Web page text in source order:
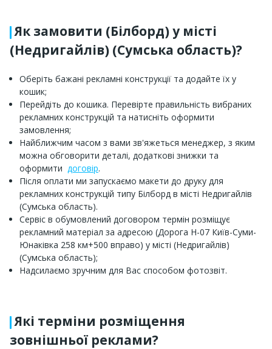
Як замовити (Білборд) у місті
(Недригайлів) (Сумська область)?
Оберіть бажані рекламні конструкції та додайте їх у
кошик;
Перейдіть до кошика. Перевірте правильність вибраних
рекламних конструкцій та натисніть оформити
замовлення;
Найближчим часом з вами зв'яжеться менеджер, з яким
можна обговорити деталі, додаткові знижки та
оформити договір.
Після оплати ми запускаємо макети до друку для
рекламних конструкцій типу Білборд в місті Недригайлів
(Сумська область).
Сервіс в обумовлений договором термін розміщує
рекламний матеріал за адресою (Дорога Н-07 Київ-Суми-
Юнаківка 258 км+500 вправо) у місті (Недригайлів)
(Сумська область);
Надсилаємо зручним для Вас способом фотозвіт.
Які терміни розміщення
зовнішньої реклами?